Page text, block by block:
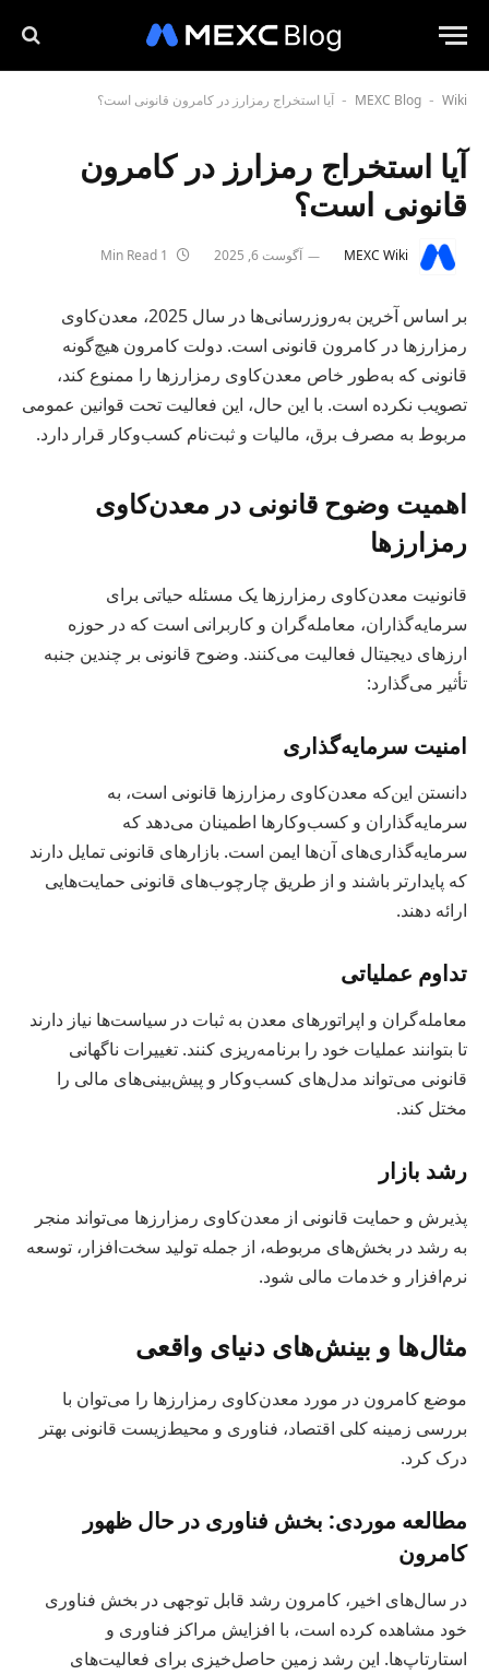
MEXC Blog - Wiki
- آیا استخراج رمزارز در کامرون قانونی است؟
آیا استخراج رمزارز در کامرون
قانونی است؟
MEXC Wiki آگوست 6, 2025
بر اساس آخرین به‌روزرسانی‌ها در سال 2025، معدن‌کاوی
رمزارزها در کامرون قانونی است. دولت کامرون هیچ‌گونه
قانونی که به‌طور خاص معدن‌کاوی رمزارزها را ممنوع کند،
تصویب نکرده است. با این حال، این فعالیت تحت قوانین عمومی
مربوط به مصرف برق، مالیات و ثبت‌نام کسب‌وکار قرار دارد.
اهمیت وضوح قانونی در معدن‌کاوی
رمزارزها
قانونیت معدن‌کاوی رمزارزها یک مسئله حیاتی برای
سرمایه‌گذاران، معامله‌گران و کاربرانی است که در حوزه
ارزهای دیجیتال فعالیت می‌کنند. وضوح قانونی بر چندین جنبه
تأثیر می‌گذارد:
امنیت سرمایه‌گذاری
دانستن این‌که معدن‌کاوی رمزارزها قانونی است، به
سرمایه‌گذاران و کسب‌وکارها اطمینان می‌دهد که
سرمایه‌گذاری‌های آن‌ها ایمن است. بازارهای قانونی تمایل دارند
که پایدارتر باشند و از طریق چارچوب‌های قانونی حمایت‌هایی
ارائه دهند.
تداوم عملیاتی
معامله‌گران و اپراتورهای معدن به ثبات در سیاست‌ها نیاز دارند
تا بتوانند عملیات خود را برنامه‌ریزی کنند. تغییرات ناگهانی
قانونی می‌تواند مدل‌های کسب‌وکار و پیش‌بینی‌های مالی را
مختل کند.
رشد بازار
پذیرش و حمایت قانونی از معدن‌کاوی رمزارزها می‌تواند منجر
به رشد در بخش‌های مربوطه، از جمله تولید سخت‌افزار، توسعه
نرم‌افزار و خدمات مالی شود.
مثال‌ها و بینش‌های دنیای واقعی
موضع کامرون در مورد معدن‌کاوی رمزارزها را می‌توان با
بررسی زمینه کلی اقتصاد، فناوری و محیط‌زیست قانونی بهتر
درک کرد.
مطالعه موردی: بخش فناوری در حال ظهور
کامرون
در سال‌های اخیر، کامرون رشد قابل توجهی در بخش فناوری
خود مشاهده کرده است، با افزایش مراکز فناوری و
استارتاپ‌ها. این رشد زمین حاصل‌خیزی برای فعالیت‌های